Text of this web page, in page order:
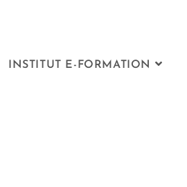
INSTITUT E-FORMATION